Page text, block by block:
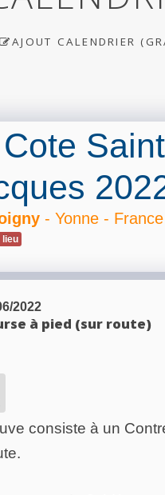
AJOUT CALENDRIER
Saint
- Yonne - France
lieu
2022
à pied (sur route)
consiste à un